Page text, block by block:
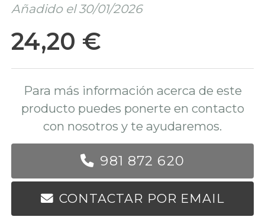
Añadido el 30/01/2026
24,20 €
Para más información acerca de este
producto puedes ponerte en contacto
con nosotros y te ayudaremos.
981 872 620
CONTACTAR POR EMAIL